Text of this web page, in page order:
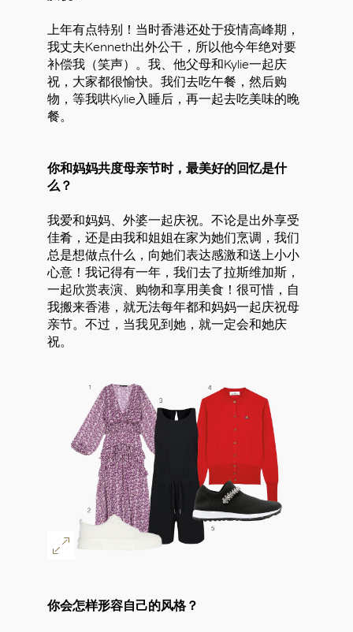
上年有点特别！当时香港还处于疫情高峰期，
我丈夫Kenneth出外公干，所以他今年绝对要
补偿我（笑声）。我、他父母和Kylie一起庆
祝，大家都很愉快。我们去吃午餐，然后购
物，等我哄Kylie入睡后，再一起去吃美味的晚
餐。
你和妈妈共度母亲节时，最美好的回忆是什
么？
我爱和妈妈、外婆一起庆祝。不论是出外享受
佳肴，还是由我和姐姐在家为她们烹调，我们
总是想做点什么，向她们表达感激和送上小小
心意！我记得有一年，我们去了拉斯维加斯，
一起欣赏表演、购物和享用美食！很可惜，自
我搬来香港，就无法每年都和妈妈一起庆祝母
亲节。不过，当我见到她，就一定会和她庆
祝。
你会怎样形容自己的风格？
好